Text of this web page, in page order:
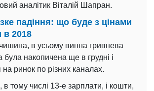
аналітик Віталій Шапран.
падіння: що буде з цінами
в 2018
в усьому винна гривнева
була накопичена ще в грудні і
ринок по різних каналах.
в тому числі 13-е зарплати, і кошти,